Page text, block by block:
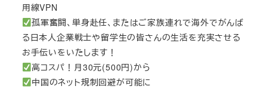
用線VPN
孤軍奮闘、単身赴任、またはご家族連れで海外でがんば
る日本人企業戦士や留学生の皆さんの生活を充実させる
お手伝いをいたします！
高コスパ！月30元(500円)から
中国のネット規制回避が可能に